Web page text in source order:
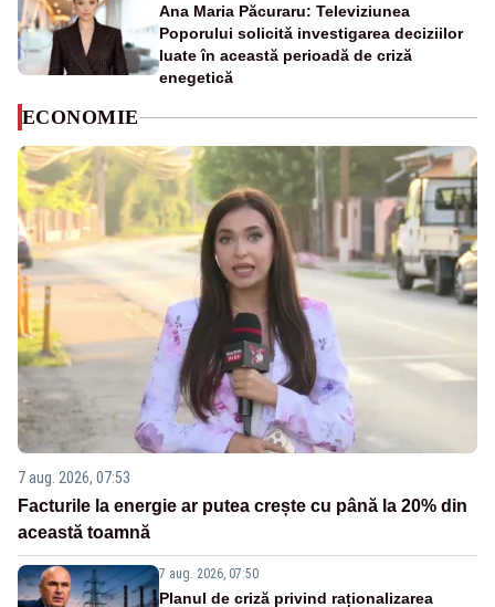
Ana Maria Păcuraru: Televiziunea
Poporului solicită investigarea deciziilor
luate în această perioadă de criză
enegetică
ECONOMIE
7 aug. 2026, 07:53
Facturile la energie ar putea crește cu până la 20% din
această toamnă
7 aug. 2026, 07:50
Planul de criză privind raționalizarea